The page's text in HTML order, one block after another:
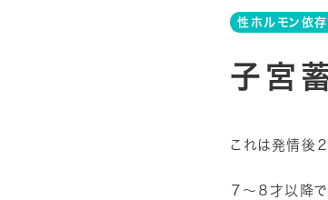
性ホルモン依
子宮
これは発情後
７〜８才以降